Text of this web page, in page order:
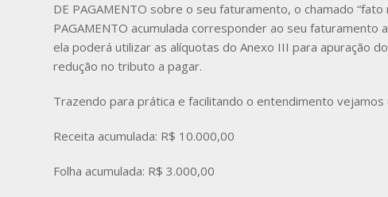
DE PAGAMENTO sobre o seu faturamento, o chamado
PAGAMENTO acumulada corresponder ao seu
ela poderá utilizar as alíquotas do Anexo III para apuração
redução no tributo a pagar.
Trazendo para prática e facilitando o entendimento vejamos
Receita acumulada: R$ 10.000,00
Folha acumulada: R$ 3.000,00